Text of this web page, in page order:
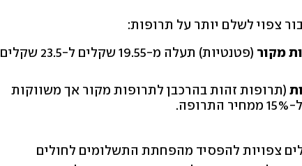
צפוי לשלם יותר על תרופות:
מקור
(פטנטיות) תעלה מ-19.55 שקלים ל-23.5 שקלים
(תרופות זהות בהרכבן לתרופות מקור אך משווקות